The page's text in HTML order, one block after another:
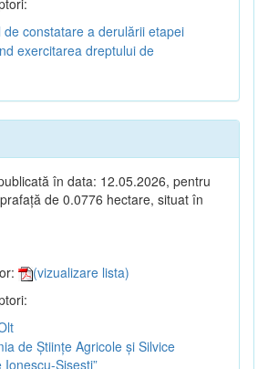
de constatare a derulării etapei
exercitarea dreptului de
în data: 12.05.2026, pentru
de 0.0776 hectare, situat în
(vizualizare lista)
de Științe Agricole și Silvice
Ionescu-Sisești”